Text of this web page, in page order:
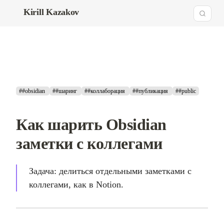
Kirill Kazakov
##obsidian ##шаринг ##коллаборация ##публикация ##public
Как шарить Obsidian
заметки с коллегами
Задача: делиться отдельными заметками с
коллегами, как в Notion.